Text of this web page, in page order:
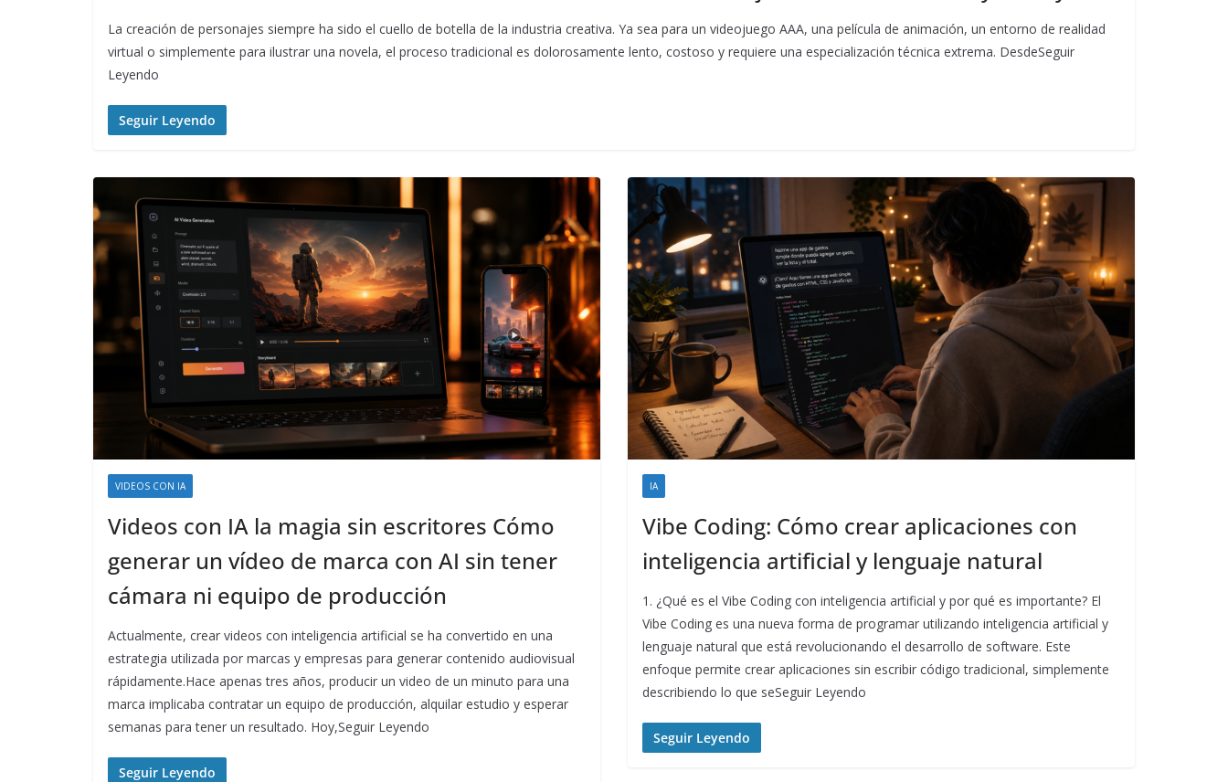
La creación de personajes siempre ha sido el cuello de botella de la industria creativa. Ya sea para un videojuego AAA, una película de animación, un entorno de realidad
virtual o simplemente para ilustrar una novela, el proceso tradicional es dolorosamente lento, costoso y requiere una especialización técnica extrema. DesdeSeguir
Leyendo
Seguir Leyendo
VIDEOS CON IA
Videos con IA la magia sin escritores Cómo
generar un vídeo de marca con AI sin tener
cámara ni equipo de producción
Actualmente, crear videos con inteligencia artificial se ha convertido en una
estrategia utilizada por marcas y empresas para generar contenido audiovisual
rápidamente.Hace apenas tres años, producir un video de un minuto para una
marca implicaba contratar un equipo de producción, alquilar estudio y esperar
semanas para tener un resultado. Hoy,Seguir Leyendo
Seguir Leyendo
IA
Vibe Coding: Cómo crear aplicaciones con
inteligencia artificial y lenguaje natural
1. ¿Qué es el Vibe Coding con inteligencia artificial y por qué es importante? El
Vibe Coding es una nueva forma de programar utilizando inteligencia artificial y
lenguaje natural que está revolucionando el desarrollo de software. Este
enfoque permite crear aplicaciones sin escribir código tradicional, simplemente
describiendo lo que seSeguir Leyendo
Seguir Leyendo